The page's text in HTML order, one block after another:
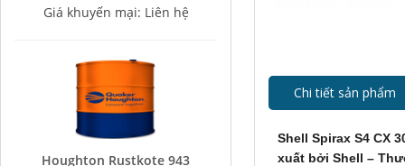
Chi tiết sản phẩm
Shell Spirax S4 CX
xuất bởi Shell –
Houghton Rustkote 943